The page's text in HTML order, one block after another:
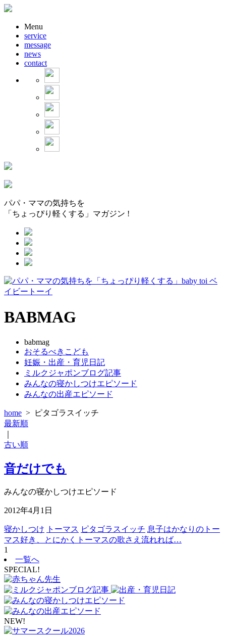
Menu
service
message
news
contact
パパ・ママの気持ちを
「ちょっぴり軽くする」マガジン !
BABMAG
babmag
おそるべきこども
妊娠・出産・育児日記
ミルクジャポンブログ記事
みんなの寝かしつけエピソード
みんなの出産エピソード
home >
ピタゴラスイッチ
最新順
古い順
音だけでも
みんなの寝かしつけエピソード
2012年4月1日
寝かしつけ トーマス ピタゴラスイッチ 息子はかなりのトー
マス好き、とにかくトーマスの歌さえ流れれば…
1
一覧へ
SPECIAL!
NEW!